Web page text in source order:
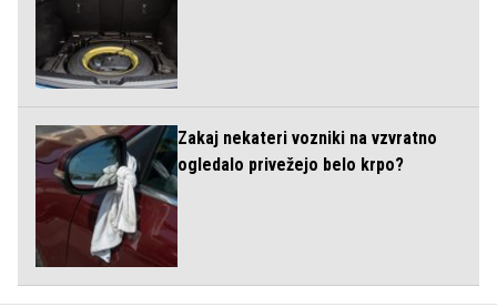
Zakaj nekateri vozniki na vzvratno
ogledalo privežejo belo krpo?